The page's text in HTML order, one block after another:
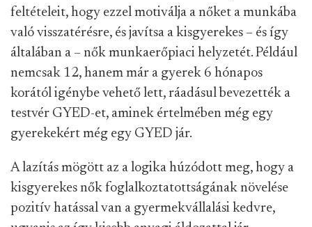
feltételeit, hogy ezzel motiválja a nőket a munkába
való visszatérésre, és javítsa a kisgyerekes – és így
általában a – nők munkaerőpiaci helyzetét. Például
nemcsak 12, hanem már a gyerek 6 hónapos
korától igénybe vehető lett, ráadásul bevezették a
testvér GYED-et, aminek értelmében még egy
gyerekekért még egy GYED jár.
A lazítás mögött az a logika húzódott meg, hogy a
kisgyerekes nők foglalkoztatottságának növelése
pozitív hatással van a gyermekvállalási kedvre,